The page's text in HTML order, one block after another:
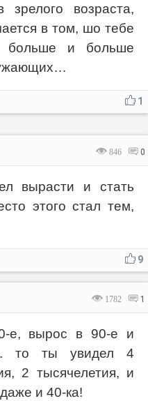
возраста,
в том, шо тебе
больше и больше
1
846 0
вырасти и стать
этого стал тем,
9
1782 1
е, вырос в 90-е и
то ты увидел 4
2 тысячелетия, и
и 40-ка!